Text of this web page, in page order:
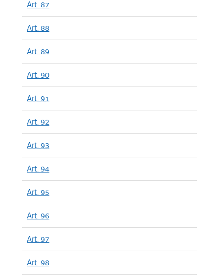
Art. 87
Art. 88
Art. 89
Art. 90
Art. 91
Art. 92
Art. 93
Art. 94
Art. 95
Art. 96
Art. 97
Art. 98